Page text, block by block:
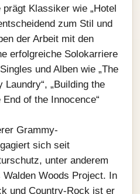
Klassiker wie „Hotel
zum Stil und
der Arbeit mit den
erfolgreiche Solokarriere
und Alben wie „The
Laundry“, „Building the
of the Innocence“
Grammy-
sich seit
unter anderem
Woods Project. In
und Country-Rock ist er